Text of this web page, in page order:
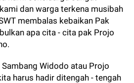
dan warga terkena musibah
membalas kebaikan Pak
apa cita - cita pak Projo
Sambang Widodo atau Projo
harus hadir ditengah - tengah